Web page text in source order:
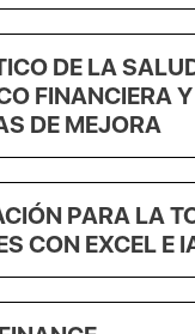
DE LA
FINANCIERA
DE MEJORA
PARA LA
CON EXCEL E